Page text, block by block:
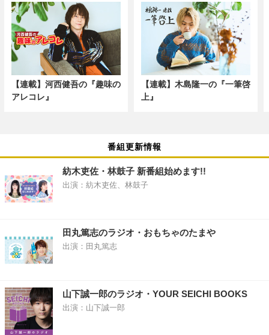
【連載】河西健吾の『趣味の
アレコレ』
【連載】木島隆一の『一筆啓
上』
番組更新情報
紡木吏佐・林鼓子 新番組始めます!!
出演：紡木吏佐、林鼓子
田丸篤志のラジオ・おもちゃのたまや
出演：田丸篤志
山下誠一郎のラジオ・YOUR SEICHI BOOKS
出演：山下誠一郎